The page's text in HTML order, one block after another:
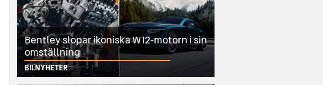
Bentley slopar ikoniska W12-motorn i sin
omställning
BILNYHETER